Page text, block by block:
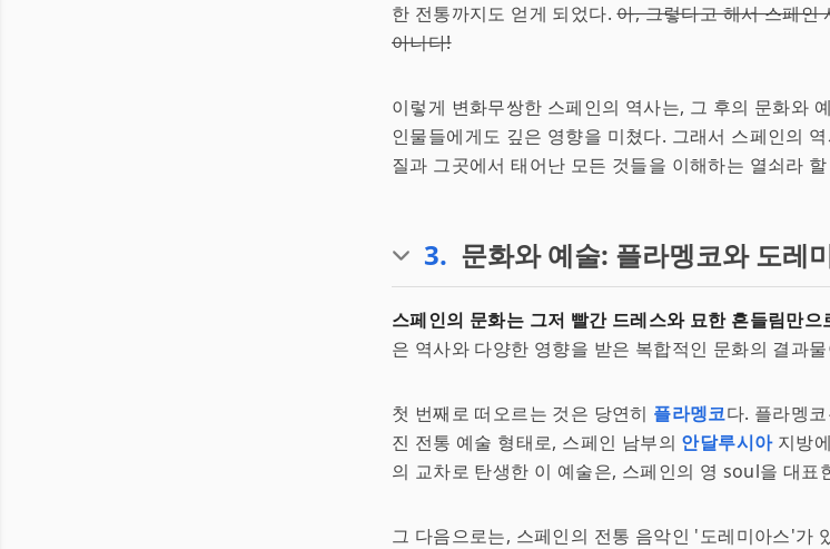
한 전통까지도 얻게 되었다.아, 그렇다고 해서 스페인
아니다!
이렇게 변화무쌍한 스페인의 역사는, 그 후의 문화와
인물들에게도 깊은 영향을 미쳤다. 그래서 스페인의
질과 그곳에서 태어난 모든 것들을 이해하는 열쇠라
3. 문화와 예술: 플라멩코와 도레
스페인의 문화는 그저 빨간 드레스와 묘한 흔들림만
은 역사와 다양한 영향을 받은 복합적인 문화의 결과
첫 번째로 떠오르는 것은 당연히 플라멩코다. 플라멩
진 전통 예술 형태로, 스페인 남부의 안달루시아지방
의 교차로 탄생한 이 예술은, 스페인의 영 soul을 대
그 다음으로는, 스페인의 전통 음악인 '도레미아스'가